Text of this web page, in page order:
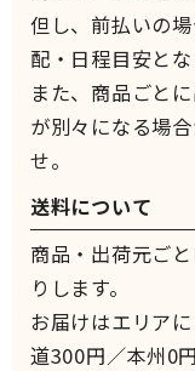
但し、前払いの
配・日程目安とな
また、商品ごと
が別々になる場
せ。
送料について
商品・出荷元ご
りします。
お届けはエリア
道300円／本州0